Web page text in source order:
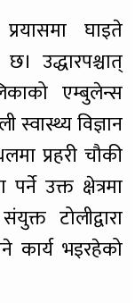
घाइते
उद्धारपश्चात्
एम्बुलेन्स
स्वास्थ्य विज्ञान
प्रहरी चौकी
पर्ने उक्त क्षेत्रमा
टोलीद्वारा
कार्य भइरहेको